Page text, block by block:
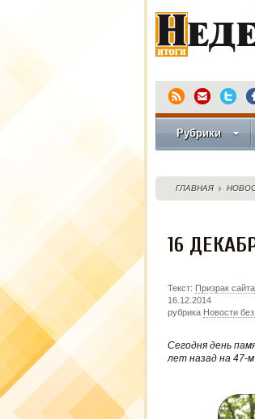
Рубрики
ГЛАВНАЯ
16
Текст: Призрак сайта
16.12.2014
рубрика Новости
Сегодня день
лет назад на 47-м